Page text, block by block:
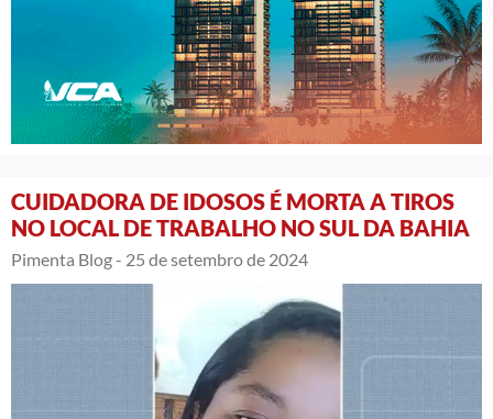
CUIDADORA DE IDOSOS É MORTA A TIROS
NO LOCAL DE TRABALHO NO SUL DA BAHIA
Pimenta Blog - 25 de setembro de 2024